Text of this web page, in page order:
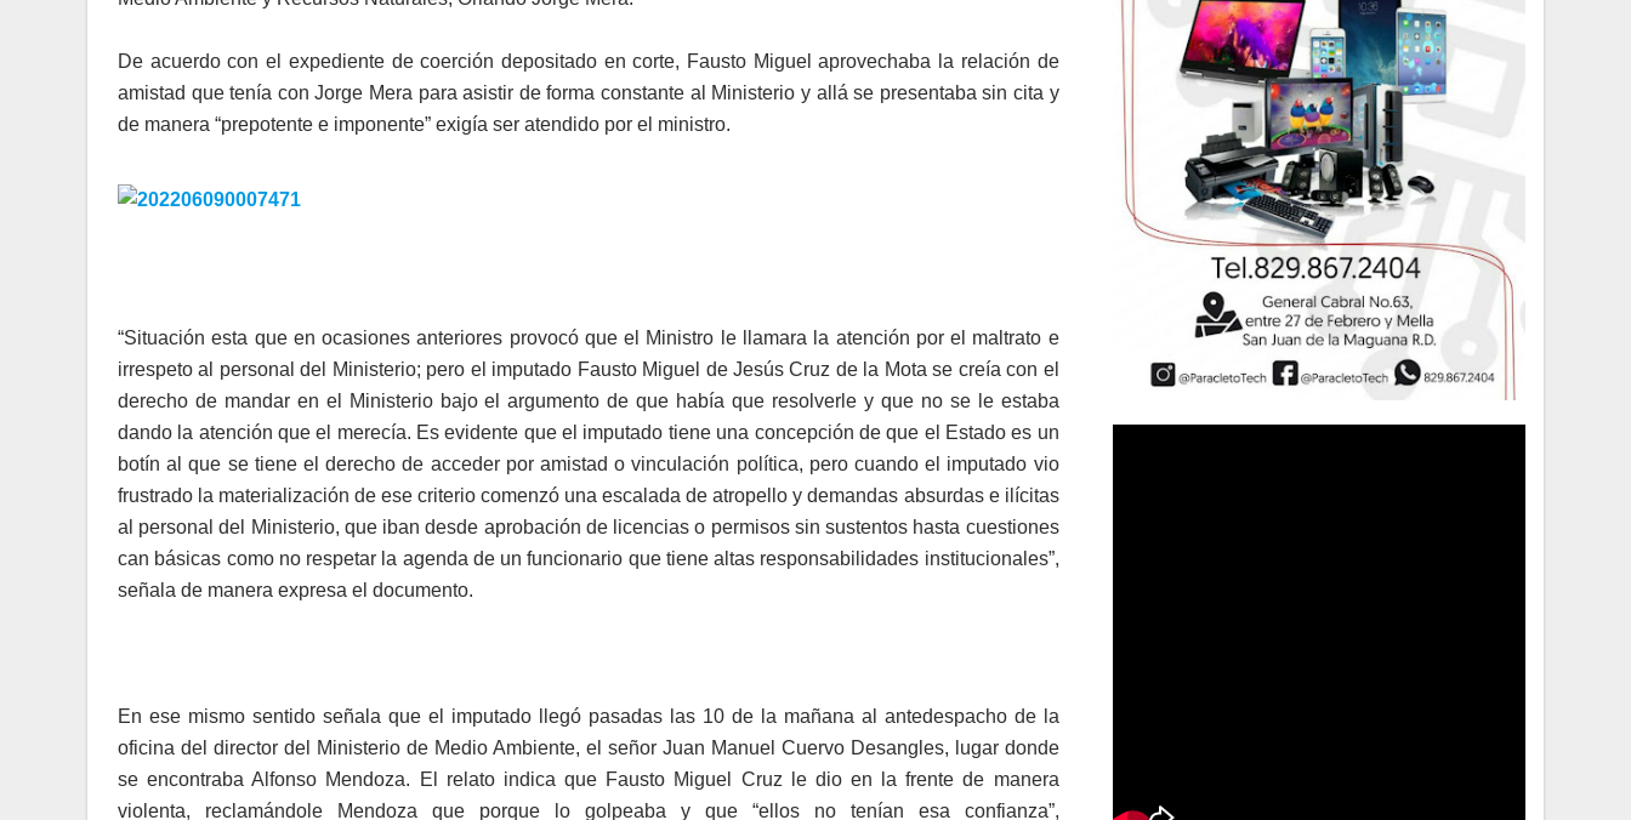
De acuerdo con el expediente de coerción depositado en corte, Fausto Miguel aprovechaba la relación de
amistad que tenía con Jorge Mera para asistir de forma constante al Ministerio y allá se presentaba sin cita y
de manera “prepotente e imponente” exigía ser atendido por el ministro.
“Situación esta que en ocasiones anteriores provocó que el Ministro le llamara la atención por el maltrato e
irrespeto al personal del Ministerio; pero el imputado Fausto Miguel de Jesús Cruz de la Mota se creía con el
derecho de mandar en el Ministerio bajo el argumento de que había que resolverle y que no se le estaba
dando la atención que el merecía. Es evidente que el imputado tiene una concepción de que el Estado es un
botín al que se tiene el derecho de acceder por amistad o vinculación política, pero cuando el imputado vio
frustrado la materialización de ese criterio comenzó una escalada de atropello y demandas absurdas e ilícitas
al personal del Ministerio, que iban desde aprobación de licencias o permisos sin sustentos hasta cuestiones
can básicas como no respetar la agenda de un funcionario que tiene altas responsabilidades institucionales”,
señala de manera expresa el documento.
En ese mismo sentido señala que el imputado llegó pasadas las 10 de la mañana al antedespacho de la
oficina del director del Ministerio de Medio Ambiente, el señor Juan Manuel Cuervo Desangles, lugar donde
se encontraba Alfonso Mendoza. El relato indica que Fausto Miguel Cruz le dio en la frente de manera
violenta, reclamándole Mendoza que porque lo golpeaba y que “ellos no tenían esa confianza”,